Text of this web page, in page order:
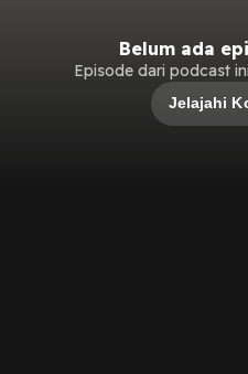
Belum ada
Episode dari podcast
Jelajahi